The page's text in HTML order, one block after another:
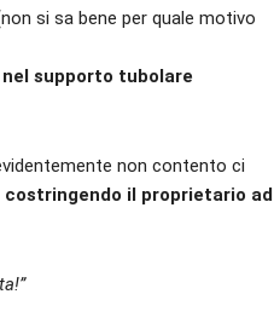
si sa bene per quale motivo
supporto tubolare
non contento ci
costringendo il proprietario ad